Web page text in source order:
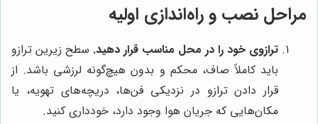
مراحل نصب و راه‌اندازی اولیه
ترازوی خود را در محل مناسب قرار دهید. سطح زیرین ترازو
باید کاملاً صاف، محکم و بدون هیچ‌گونه لرزشی باشد. از
قرار دادن ترازو در نزدیکی فن‌ها، دریچه‌های تهویه، یا
مکان‌هایی که جریان هوا وجود دارد، خودداری کنید.